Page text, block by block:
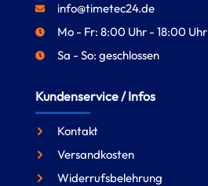
info@timetec24.de
Mo - Fr: 8:00 Uhr - 18:00 Uhr
Sa - So: geschlossen
Kundenservice / Infos
Kontakt
Versandkosten
Widerrufsbelehrung